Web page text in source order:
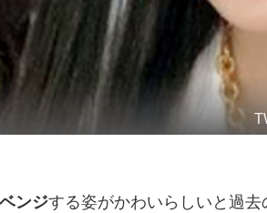
ンジする姿がかわいらしいと過